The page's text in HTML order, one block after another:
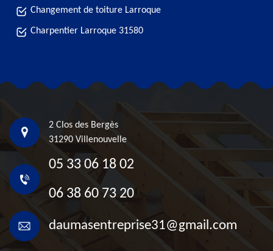
Changement de toiture Larroque
Charpentier Larroque 31580
2 Clos des Bergès
31290 Villenouvelle
05 33 06 18 02
06 38 60 73 20
daumasentreprise31@gmail.com